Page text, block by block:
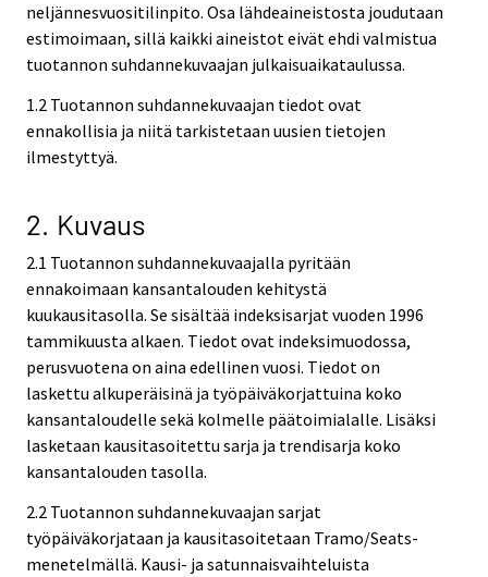
neljännesvuositilinpito. Osa lähdeaineistosta joudutaan
estimoimaan, sillä kaikki aineistot eivät ehdi valmistua
tuotannon suhdannekuvaajan julkaisuaikataulussa.
1.2 Tuotannon suhdannekuvaajan tiedot ovat
ennakollisia ja niitä tarkistetaan uusien tietojen
ilmestyttyä.
2. Kuvaus
2.1 Tuotannon suhdannekuvaajalla pyritään
ennakoimaan kansantalouden kehitystä
kuukausitasolla. Se sisältää indeksisarjat vuoden 1996
tammikuusta alkaen. Tiedot ovat indeksimuodossa,
perusvuotena on aina edellinen vuosi. Tiedot on
laskettu alkuperäisinä ja työpäiväkorjattuina koko
kansantaloudelle sekä kolmelle päätoimialalle. Lisäksi
lasketaan kausitasoitettu sarja ja trendisarja koko
kansantalouden tasolla.
2.2 Tuotannon suhdannekuvaajan sarjat
työpäiväkorjataan ja kausitasoitetaan Tramo/Seats-
menetelmällä. Kausi- ja satunnaisvaihteluista